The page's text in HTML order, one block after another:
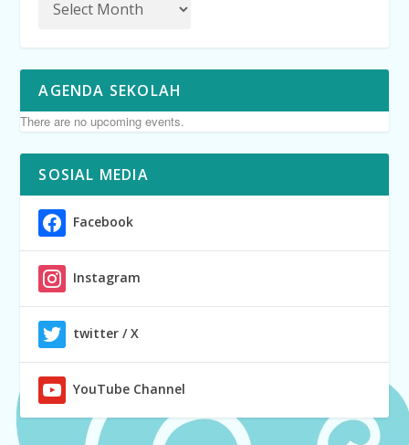
AGENDA SEKOLAH
There are no upcoming events.
SOSIAL MEDIA
Facebook
Instagram
twitter / X
YouTube Channel